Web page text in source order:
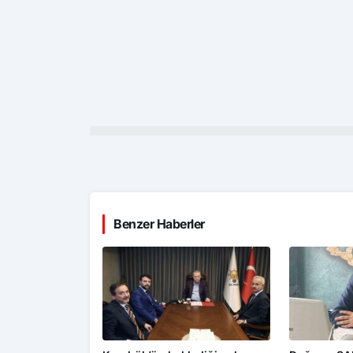
Benzer Haberler